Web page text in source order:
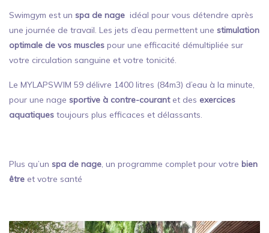
Swimgym est un spa de nage idéal pour vous détendre après
une journée de travail. Les jets d’eau permettent une stimulation
optimale de vos muscles pour une efficacité démultipliée sur
votre circulation sanguine et votre tonicité.
Le MYLAPSWIM 59 délivre 1400 litres (84m3) d’eau à la minute,
pour une nage sportive à contre-courantet des exercices
aquatiques toujours plus efficaces et délassants.
Plus qu’un spa de nage , un programme complet pour votre bien
être et votre santé